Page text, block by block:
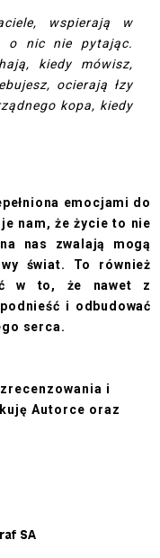
wspierają w
o nic nie pytając.
kiedy mówisz,
ocierają łzy
kopa, kiedy
emocjami do
nam, że życie to nie
nas zwalają mogą
świat. To również
w to, że nawet z
i odbudować
serca.
i
Autorce oraz